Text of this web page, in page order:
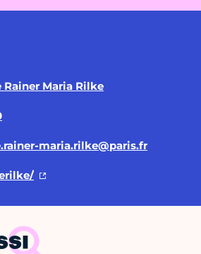
Maria Rilke
maria.rilke@paris.fr